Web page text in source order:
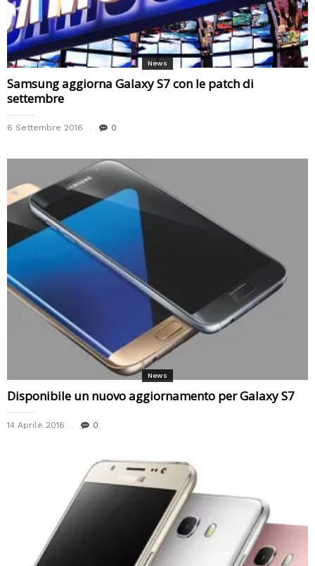
News
Samsung aggiorna Galaxy S7 con le patch di
settembre
6 Settembre 2016 0
News
Disponibile un nuovo aggiornamento per Galaxy S7
14 Aprile 2016 0